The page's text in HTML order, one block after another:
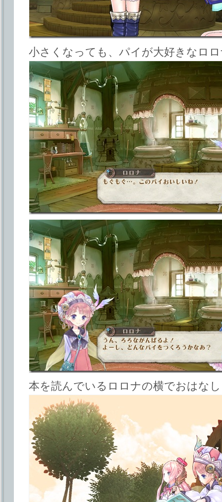
小さくなっても、パイが大好きなロ
本を読んでいるロロナの横でおはな